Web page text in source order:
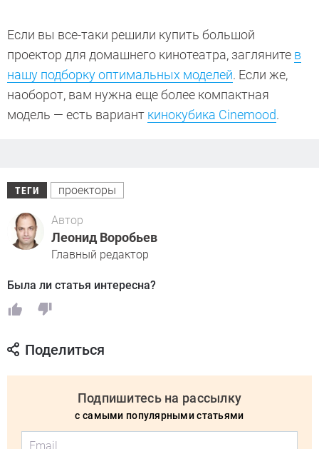
Если вы все-таки решили купить большой
проектор для домашнего кинотеатра, загляните в
нашу подборку оптимальных моделей. Если же,
наоборот, вам нужна еще более компактная
модель — есть вариант кинокубика Cinemood.
ТЕГИ проекторы
Автор
Леонид Воробьев
Главный редактор
Была ли статья интересна?
Поделиться
Подпишитесь на рассылку
с самыми популярными статьями